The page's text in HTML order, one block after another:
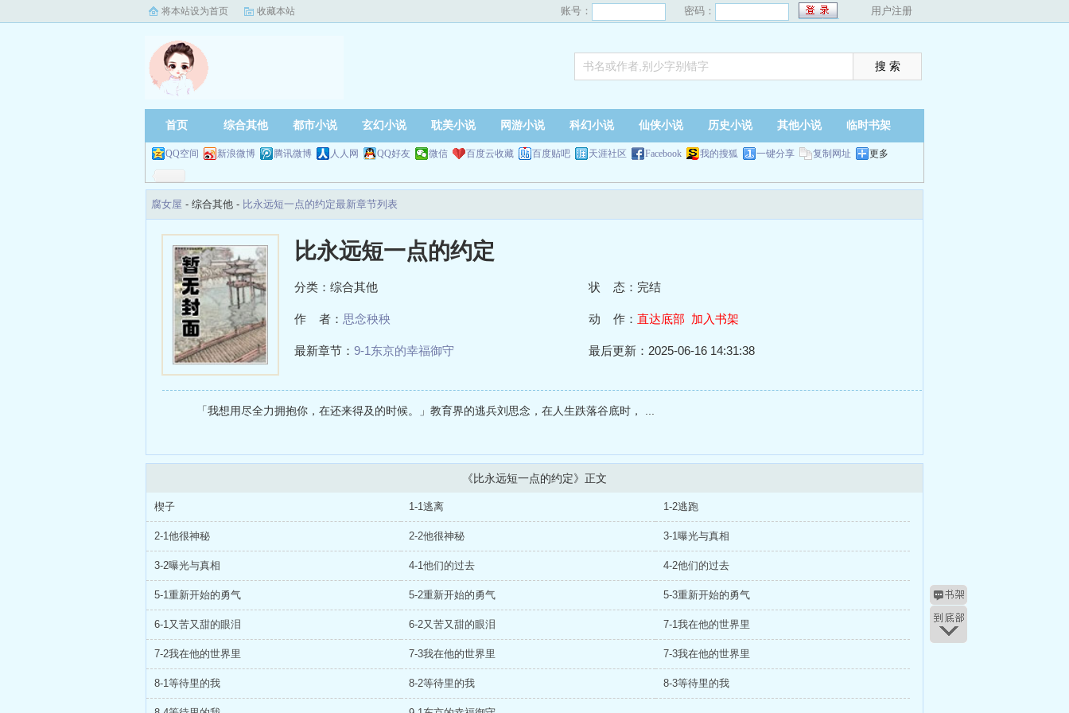
将本站设为首页 收藏本站 账号： 密码： 用户注册
首页 综合其他 都市小说 玄幻小说 耽美小说 网游小说 科幻小说 仙侠小说 历史小说 其他小说 临时书架
QQ空间 新浪微博 腾讯微博 人人网 QQ好友 微信 百度云收藏 百度贴吧 天涯社区 Facebook 我的搜狐 一键分享 复制网址 更多
腐女屋 - 综合其他 - 比永远短一点的约定最新章节列表
比永远短一点的约定
分类：综合其他 状 态：完结
作 者： 思念秧秧 动 作： 直达底部 加入书架
最新章节： 9-1东京的幸福御守 最后更新：2025-06-16 14:31:38
「我想用尽全力拥抱你，在还来得及的时候。」教育界的逃兵刘思念，在人生跌落谷底时， ...
《比永远短一点的约定》正文
楔子 1-1逃离 1-2逃跑
2-1他很神秘 2-2他很神秘 3-1曝光与真相
3-2曝光与真相 4-1他们的过去 4-2他们的过去
5-1重新开始的勇气 5-2重新开始的勇气 5-3重新开始的勇气
6-1又苦又甜的眼泪 6-2又苦又甜的眼泪 7-1我在他的世界里
7-2我在他的世界里 7-3我在他的世界里 7-3我在他的世界里
8-1等待里的我 8-2等待里的我 8-3等待里的我